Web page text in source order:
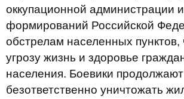
оккупационной администрации
формирований Российской
обстрелам населенных пунктов,
угрозу жизнь и здоровье
населения. Боевики продолжают
безответственно уничтожать